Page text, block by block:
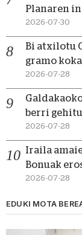
Planaren
2026-07-30
Bi atxilotu
gramo
2026-07-28
berri
2026-07-28
Iraila
Bonuak
2026-07-28
EDUKI MOTA